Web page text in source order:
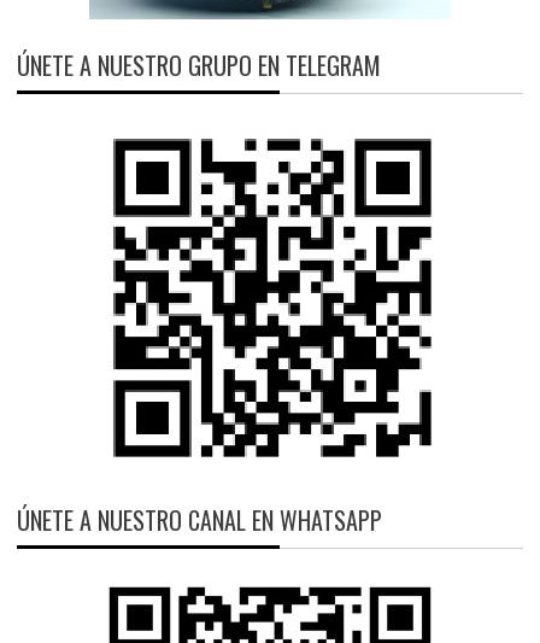
ÚNETE A NUESTRO GRUPO EN TELEGRAM
ÚNETE A NUESTRO CANAL EN WHATSAPP